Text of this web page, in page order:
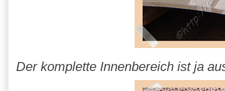
Der komplette Innenbereich ist ja